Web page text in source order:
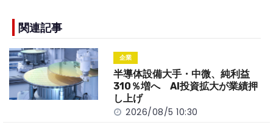
e
b
o
o
k
n
k
関連記事
企業
半導体設備大手・中微、純利益
310％増へ AI投資拡大が業績押
し上げ
2026/08/5 10:30